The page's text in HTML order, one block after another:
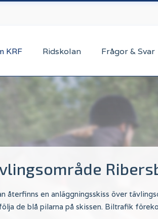
KRF Ridskolan Frågor & Svar
återfinns en anläggningsskiss över
de blå pilarna på skissen. Biltrafik